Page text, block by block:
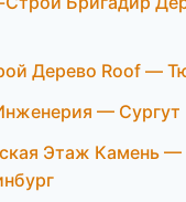
Дерево Roof —
— Сургут
Этаж Камень —